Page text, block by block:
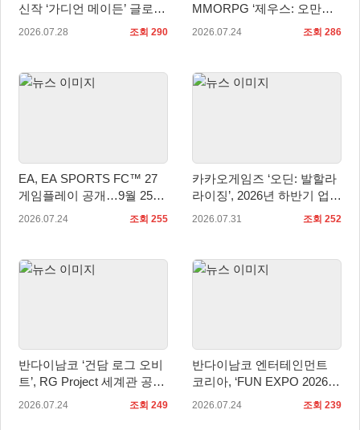
신작 ‘가디언 메이든’ 글로벌
퍼블리싱 계약
2026.07.28 조회 290
MMORPG ‘제우스: 오만의
신’, 8월 7일 쇼케이스 개최
2026.07.24 조회 286
EA, EA SPORTS FC™ 27
게임플레이 공개…9월 25일
전 세계 출시
2026.07.24 조회 255
카카오게임즈 ‘오딘: 발할라
라이징’, 2026년 하반기 업데
이트 미리보기 공개
2026.07.31 조회 252
반다이남코 ‘건담 로그 오비
트’, RG Project 세계관 공
개… 애니메이션과 연계
2026.07.24 조회 249
반다이남코 엔터테인먼트
코리아, ‘FUN EXPO 2026’
참가 상세 내용 공개
2026.07.24 조회 239